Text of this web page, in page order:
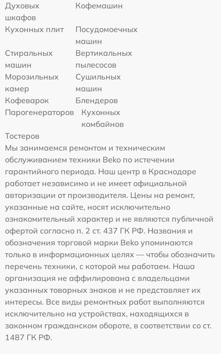
Духовых
шкафов
Кофемашин
Кухонных плит
Посудомоечных
машин
Стиральных
машин
Вертикальных
пылесосов
Морозильных
камер
Сушильных
машин
Кофеварок
Блендеров
Парогенераторов
Кухонных
комбайнов
Тостеров
Мы занимаемся ремонтом и техническим
обслуживанием техники Beko по истечении
гарантийного периода. Наш центр в Краснодаре
работает независимо и не имеет официальной
авторизации от производителя. Цены на ремонт,
указанные на сайте, носят исключительно
ознакомительный характер и не являются публичной
офертой согласно п. 2 ст. 437 ГК РФ. Названия и
обозначения торговой марки Beko упоминаются
только в информационных целях — чтобы обозначить
перечень техники, с которой мы работаем. Наша
организация не аффилирована с владельцами
указанных товарных знаков и не представляет их
интересы. Все виды ремонтных работ выполняются
исключительно на устройствах, находящихся в
законном гражданском обороте, в соответствии со ст.
1487 ГК РФ.